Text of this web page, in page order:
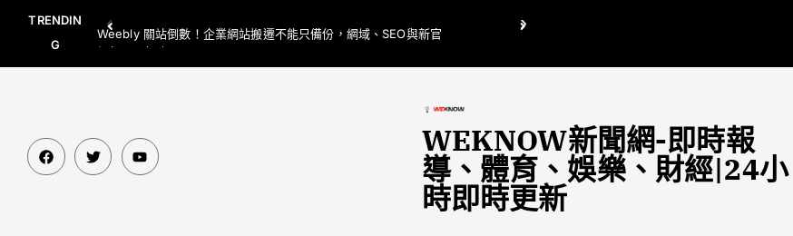
TRENDIN
G
Weebly 關站倒數！企業網站搬遷不能只備份，網域、SEO與新官
網都要一起處理
翁曉玲喊刪陸委會1295萬媒宣費惹議 梁文傑回「只能靠嘴巴」
WEKNOW新聞網-即時報
導、體育、娛樂、財經|24小
時即時更新